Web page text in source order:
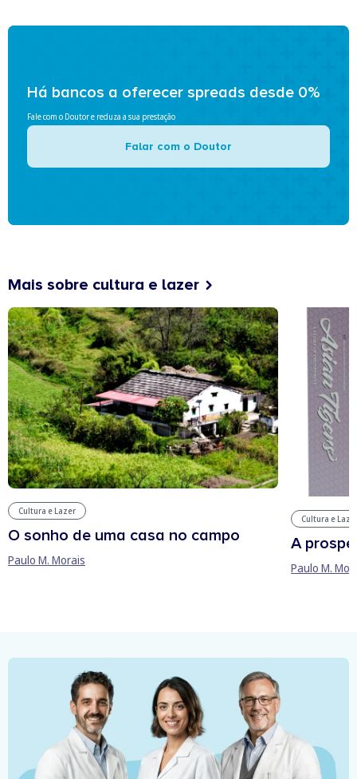
Há bancos a oferecer spreads desde 0%
Fale com o Doutor e reduza a sua prestação
Falar com o Doutor
Mais sobre cultura e lazer
Cultura e Lazer
O sonho de uma casa no campo
Paulo M. Morais
Cultura e
A
Paulo M.